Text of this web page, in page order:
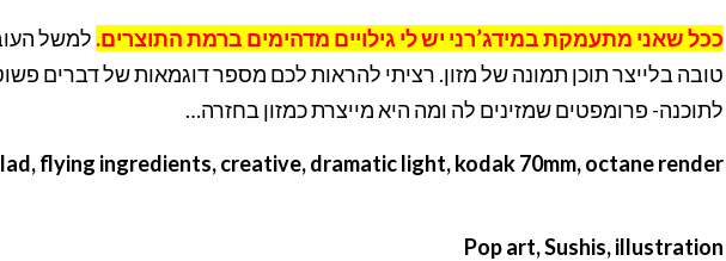
ככל שאני מתעמקת במידג’רני יש לי גילויים מדהימים ברמת התוצרים. למשל
טובה בלייצר תוכן תמונה של מזון. רציתי להראות לכם מספר דוגמאות של דברים
לתוכנה- פרומפטים שמזינים לה ומה היא מייצרת כמזון בחזרה…
flying ingredients, creative, dramatic light, kodak 70mm, octane render
Pop art, Sushis, illustration